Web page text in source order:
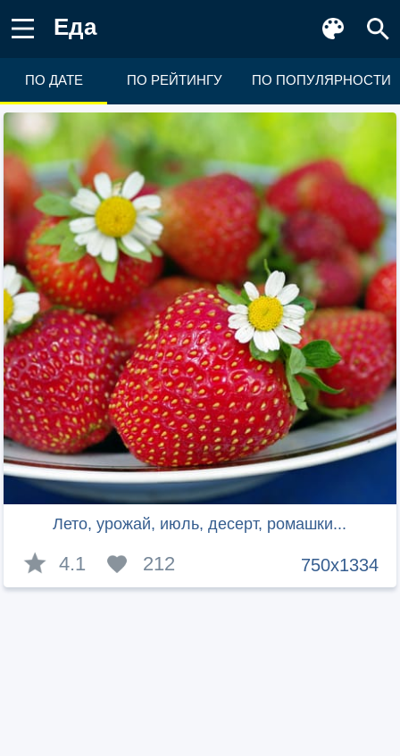
Еда
ПО ДАТЕ ПО РЕЙТИНГУ ПО ПОПУЛЯРНОСТИ
Лето, урожай, июль, десерт, ромашки...
750x1334
4.1 212